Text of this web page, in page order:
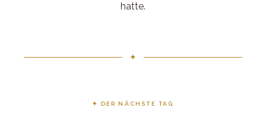
hatte.
✦
✦ DER NÄCHSTE TAG